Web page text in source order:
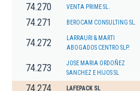
74.270 VENTA PRIME SL.
74.271 BEROCAM CONSULTING SL.
74.272
LARRAURI & MARTI
ABOGADOS CENTRO SLP.
74.273
JOSE MARIA ORDOÑEZ
SANCHEZ E HIJOS SL
74.274 LAFEPACK SL